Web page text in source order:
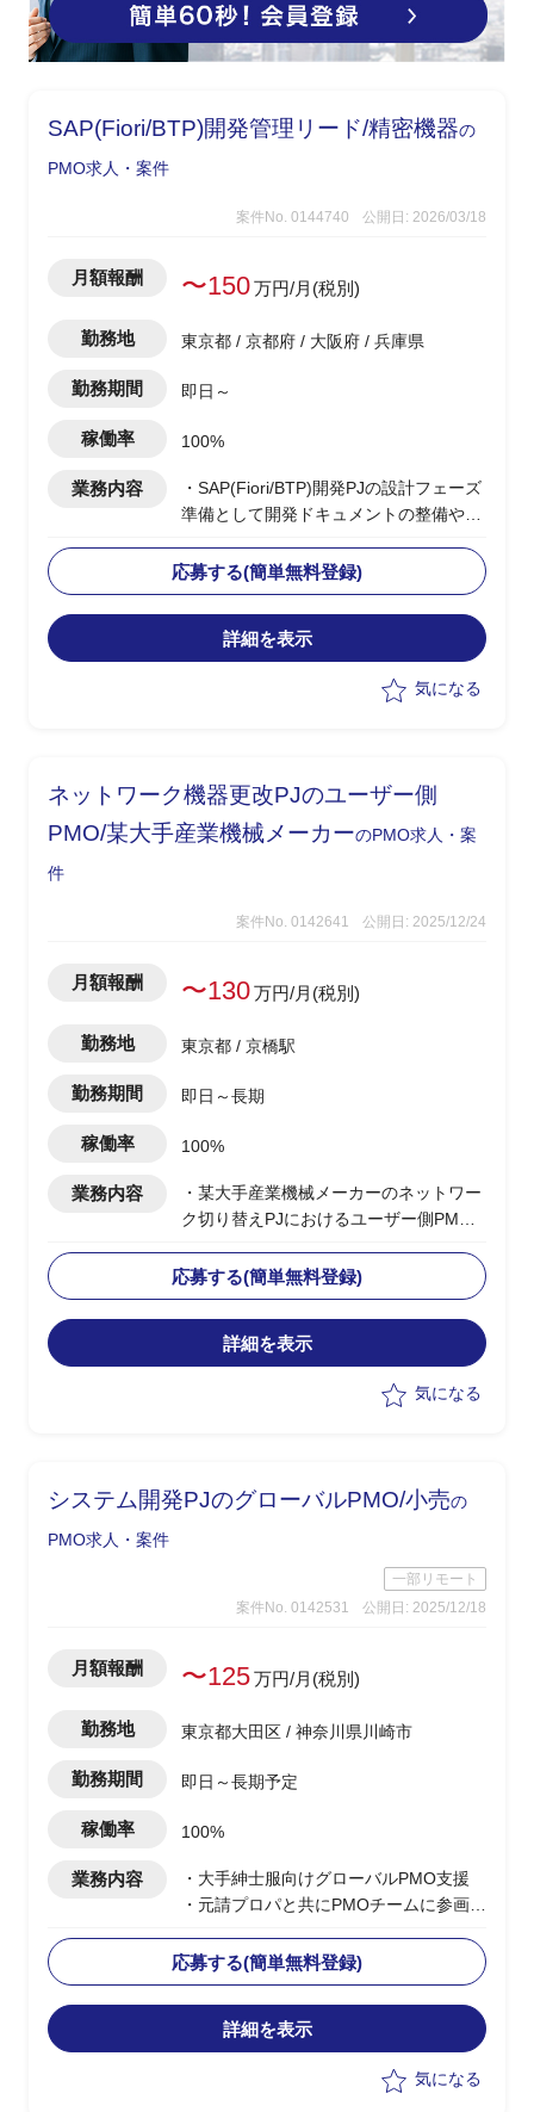
SAP(Fiori/BTP)開発管理リード/精密機器の
PMO求人・案件
案件No. 0144740 公開日: 2026/03/18
月額報酬 〜150万円/月(税別)
勤務地 東京都 / 京都府 / 大阪府 / 兵庫県
勤務期間 即日～
稼働率 100%
業務内容
・SAP(Fiori/BTP)開発PJの設計フェーズ
準備として開発ドキュメントの整備や開
・要件定義フェーズでは設計フェーズに
向けた準備を担当
・設計・開発フェーズにおいてはニアシ
ョア・オフショア体制での開発管理を担
・課題管理、進捗管理を中心に、開発全
応募する(簡単無料登録)
詳細を表示
気になる
ネットワーク機器更改PJのユーザー側
PMO/某大手産業機械メーカーのPMO求人・案
件
案件No. 0142641 公開日: 2025/12/24
月額報酬 〜130万円/月(税別)
勤務地 東京都 / 京橋駅
勤務期間 即日～長期
稼働率 100%
業務内容
・某大手産業機械メーカーのネットワー
ク切り替えPJにおけるユーザー側PMO
・工場（プラント）やゼネコン、海外IT
部門との調整対応を実施
・海外IT部門とのコミュニケーション対
応として英語でのやり取りを想定
応募する(簡単無料登録)
詳細を表示
気になる
システム開発PJのグローバルPMO/小売の
PMO求人・案件
一部リモート
案件No. 0142531
公開日: 2025/12/18
月額報酬 〜125万円/月(税別)
勤務地 東京都大田区 / 神奈川県川崎市
勤務期間 即日～長期予定
稼働率 100%
業務内容
・大手紳士服向けグローバルPMO支援
・元請プロパと共にPMOチームに参画
ステム開発における品質分析、品質管理
を実施
・また、品質分析した内容を上位に報告/
開発チームへのフィードバック
応募する(簡単無料登録)
詳細を表示
気になる